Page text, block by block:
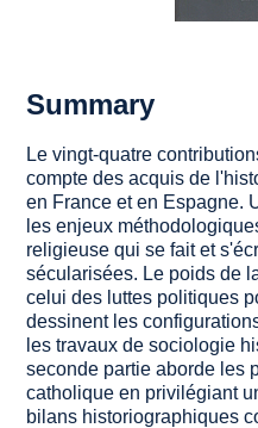
Summary
Le vingt-quatre
compte des acquis de
en France et en Espagne.
les enjeux
religieuse qui se fait et
sécularisées. Le poids de
celui des luttes politiques
dessinent les
les travaux de sociologie
seconde partie aborde les
catholique en privilégiant
bilans historiographiques